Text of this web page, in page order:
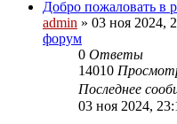
Добро пожаловать в
admin » 03 ноя 2024,
форум
0 Ответы
14010
Последнее
03 ноя 2024,